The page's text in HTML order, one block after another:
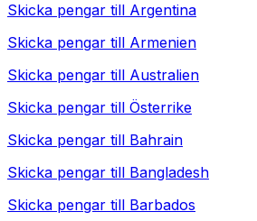
Skicka pengar till Argentina
Skicka pengar till Armenien
Skicka pengar till Australien
Skicka pengar till Österrike
Skicka pengar till Bahrain
Skicka pengar till Bangladesh
Skicka pengar till Barbados